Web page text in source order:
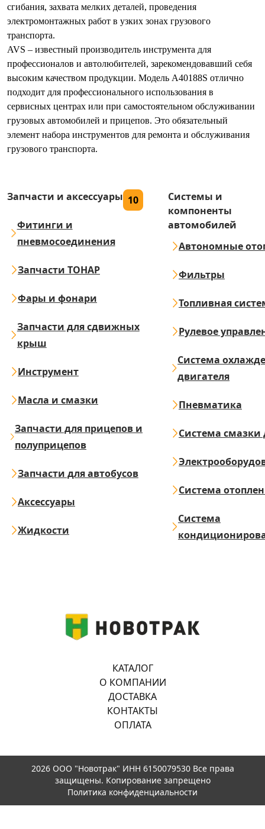
сгибания, захвата мелких деталей, проведения
электромонтажных работ в узких зонах грузового
транспорта.
AVS – известный производитель инструмента для
профессионалов и автолюбителей, зарекомендовавший себя
высоким качеством продукции. Модель A40188S отлично
подходит для профессионального использования в
сервисных центрах или при самостоятельном обслуживании
грузовых автомобилей и прицепов. Это обязательный
элемент набора инструментов для ремонта и обслуживания
грузового транспорта.
Запчасти и аксессуары 10
Фитинги и
пневмосоединения
Запчасти ТОНАР
Фары и фонари
Запчасти для сдвижных
крыш
Инструмент
Масла и смазки
Запчасти для прицепов и
полуприцепов
Запчасти для автобусов
Аксессуары
Жидкости
Системы и
компоненты
автомобилей
Автономные
Фильтры
Топливная
Рулевое
Система
двигателя
Пневматика
Система смазки
Система
Система
КАТАЛОГ
О КОМПАНИИ
ДОСТАВКА
КОНТАКТЫ
ОПЛАТА
2026 ООО "Новотрак" ИНН 6150079530 Все права
защищены. Копирование запрещено
Политика конфиденциальности